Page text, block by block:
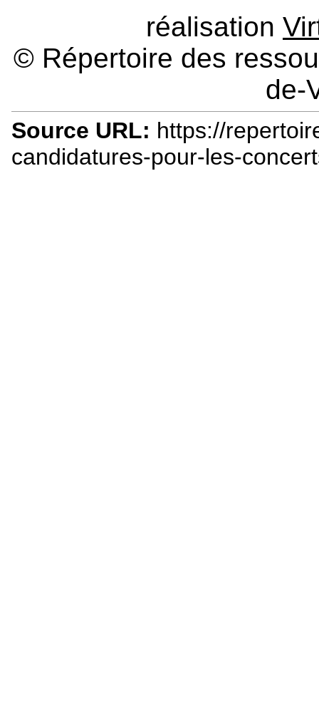
réalisation
© Répertoire des
de-
Source URL: https://
candidatures-pour-les-